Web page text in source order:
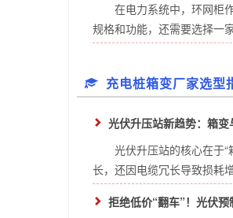
在电力系统中，环网柜
规格和功能，还需要选择一
充电桩箱变厂家选型
光伏升压站新趋势：箱
光伏升压站的核心在于
长，还因电缆冗长导致损耗
拒绝低价“翻车”！光伏